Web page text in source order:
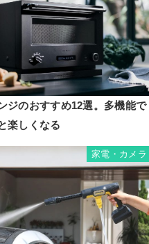
ジのおすすめ12選。多機能で
楽しくなる
家電・カメラ